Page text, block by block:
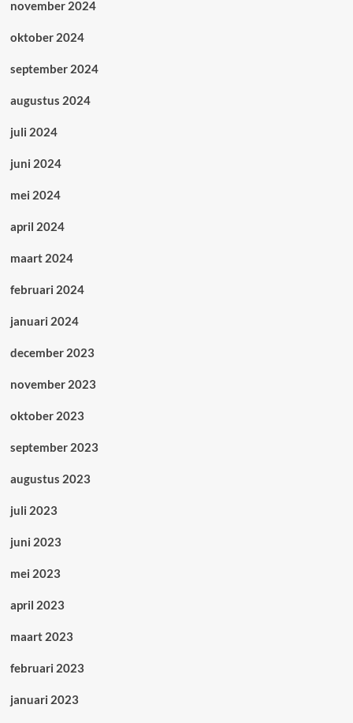
november 2024
oktober 2024
september 2024
augustus 2024
juli 2024
juni 2024
mei 2024
april 2024
maart 2024
februari 2024
januari 2024
december 2023
november 2023
oktober 2023
september 2023
augustus 2023
juli 2023
juni 2023
mei 2023
april 2023
maart 2023
februari 2023
januari 2023